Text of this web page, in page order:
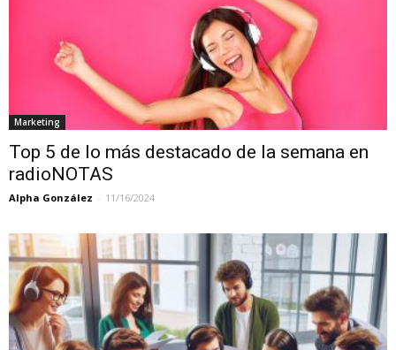
Marketing
Top 5 de lo más destacado de la semana en
radioNOTAS
Alpha González - 11/16/2024